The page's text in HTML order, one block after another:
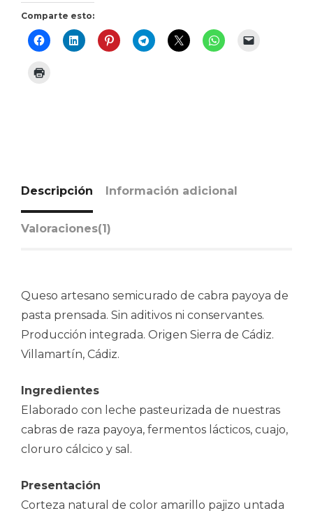
Comparte esto:
Descripción Información adicional
Valoraciones(1)
Queso artesano semicurado de cabra payoya de
pasta prensada. Sin aditivos ni conservantes.
Producción integrada. Origen Sierra de Cádiz.
Villamartín, Cádiz.
Ingredientes
Elaborado con leche pasteurizada de nuestras
cabras de raza payoya, fermentos lácticos, cuajo,
cloruro cálcico y sal.
Presentación
Corteza natural de color amarillo pajizo untada